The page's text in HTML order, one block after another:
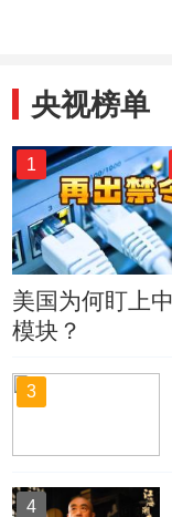
取消对伊打击
央视榜单
1
美国为何盯上
模块？
3
4